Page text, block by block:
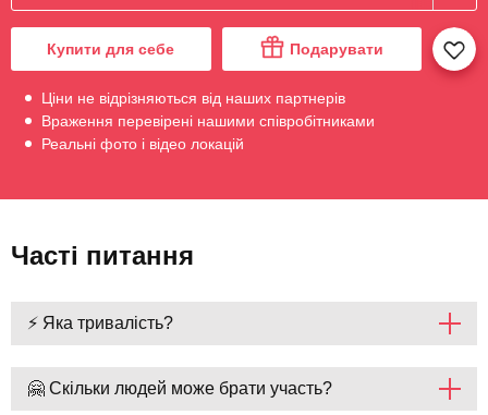
Купити для себе Подарувати
Ціни не відрізняються від наших партнерів
Враження перевірені нашими співробітниками
Реальні фото і відео локацій
Часті питання
⚡ Яка тривалість?
🤗 Скільки людей може брати участь?